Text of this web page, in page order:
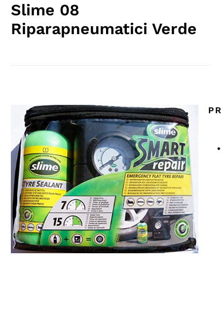
nel
carrello
Slime 08
Riparapneumatici Verde